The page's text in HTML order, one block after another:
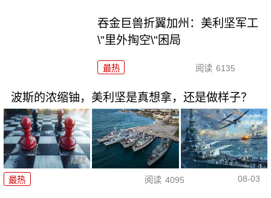
吞金巨兽折翼加州：美利坚军工
\"里外掏空\"困局
最热 阅读 6135
波斯的浓缩铀，美利坚是真想拿，还是做样子？
最热 阅读 4095 08-03